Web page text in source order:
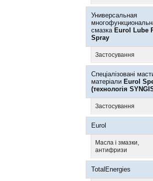
Универсальная
смазка Eurol Lube
Spray
Застосування
Спеціалізовані
матеріали Eurol
(технологія
Застосування
Eurol
Масла і змазки,
антифризи
TotalEnergies